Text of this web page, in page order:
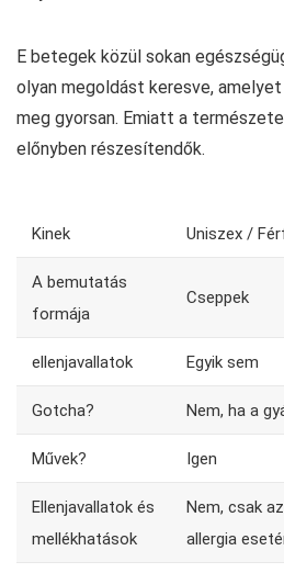
E betegek közül sokan
olyan megoldást keresve,
meg gyorsan. Emiatt a
előnyben részesítendők.
Kinek Uniszex /
A bemutatás
formája
Cseppek
ellenjavallatok Egyik sem
Gotcha? Nem, ha a
Művek? Igen
Ellenjavallatok és
mellékhatások
Nem, csak
allergia